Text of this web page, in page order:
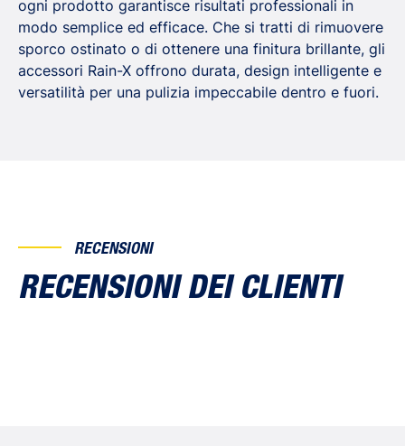
ogni prodotto garantisce risultati professionali in
modo semplice ed efficace. Che si tratti di rimuovere
sporco ostinato o di ottenere una finitura brillante, gli
accessori Rain-X offrono durata, design intelligente e
versatilità per una pulizia impeccabile dentro e fuori.
RECENSIONI
RECENSIONI DEI CLIENTI